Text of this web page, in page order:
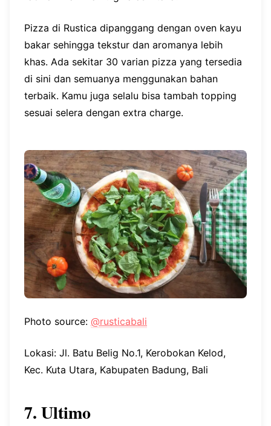
Pizza di Rustica dipanggang dengan oven kayu
bakar sehingga tekstur dan aromanya lebih
khas. Ada sekitar 30 varian pizza yang tersedia
di sini dan semuanya menggunakan bahan
terbaik. Kamu juga selalu bisa tambah topping
sesuai selera dengan extra charge.
Photo source: @rusticabali
Lokasi: Jl. Batu Belig No.1, Kerobokan Kelod,
Kec. Kuta Utara, Kabupaten Badung, Bali
7. Ultimo